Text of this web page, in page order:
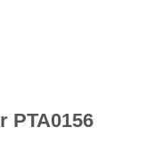
PTA0156